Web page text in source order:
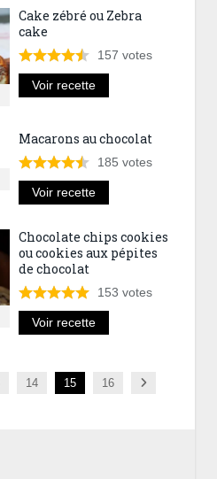
Cake zébré ou Zebra
cake
157 votes
Voir recette
Macarons au chocolat
185 votes
Voir recette
Chocolate chips cookies
ou cookies aux pépites
de chocolat
153 votes
Voir recette
14 15 16 Next